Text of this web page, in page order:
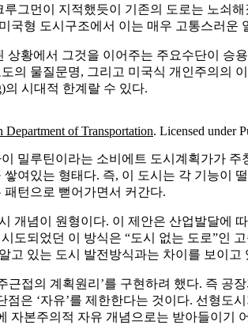
그먼이 지적했듯이 기존의 도로는 노쇠
국형 도시구조에서 이는 매우 고통스러운
황에서 그것을 이어주는 주요수단이 승
의 물질문명, 그리고 미국식 개인주의의
의 시대적 한계랄 수 있다.
Department of Transportation. Licensed under
밀루틴이라는 소비에트 도시계획가가 주
여있는 형태다. 즉, 이 도시는 각 기능이
턴으로 뻗어가면서 커간다.
개념이 원형이다. 이 제안은 산업발달에
되었던 이 방식은 “도시 없는 도로”인
고 있는 도시 발전방식과는 차이를 보이고
접의 계획원리’를 구현하려 했다. 즉 공
은 ‘자유’를 제한한다는 것이다. 선형도
자본주의적 자유 개념으로는 받아들이기